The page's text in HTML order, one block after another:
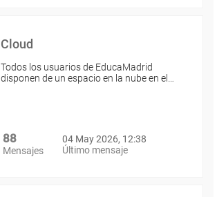
Cloud
Todos los usuarios de EducaMadrid
disponen de un espacio en la nube en el…
88
Mensajes
04 May 2026, 12:38
Último mensaje